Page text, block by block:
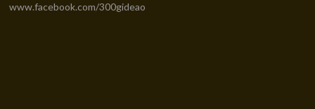
www.facebook.com/300gideao